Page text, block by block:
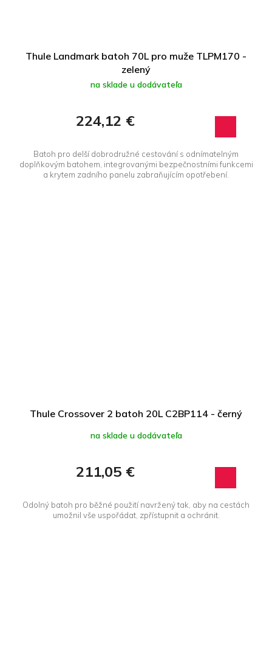
Thule Landmark batoh 70L pro muže TLPM170 -
zelený
na sklade u dodávateľa
224,12 €
Batoh pro delší dobrodružné cestování s odnímatelným
doplňkovým batohem, integrovanými bezpečnostními funkcemi
a krytem zadního panelu zabraňujícím opotřebení.
Thule Crossover 2 batoh 20L C2BP114 - černý
na sklade u dodávateľa
211,05 €
Odolný batoh pro běžné použití navržený tak, aby na cestách
umožnil vše uspořádat, zpřístupnit a ochránit.